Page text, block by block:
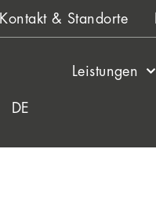
Kontakt & Standorte
DE
Leistungen